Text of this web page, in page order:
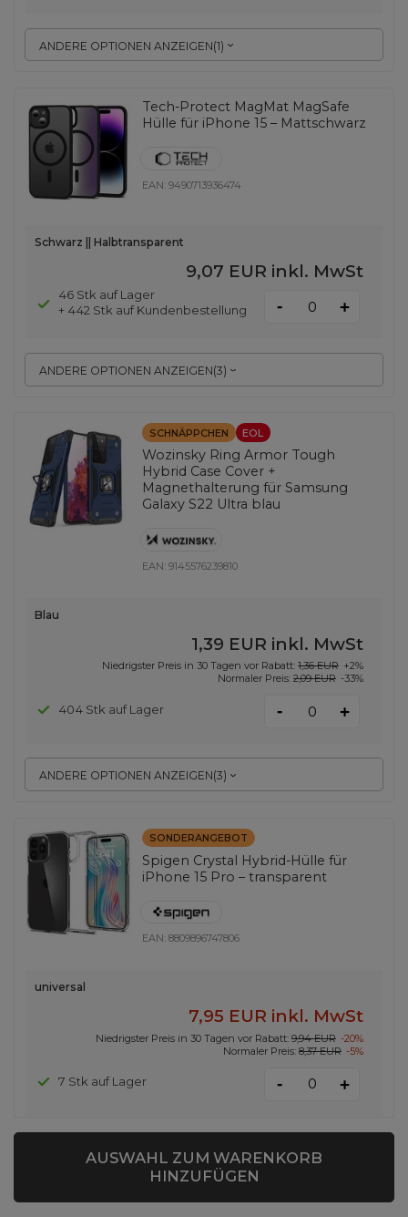
ANDERE OPTIONEN ANZEIGEN(1)
Tech-Protect MagMat MagSafe
Hülle für iPhone 15 – Mattschwarz
EAN:9490713936474
ANDERE OPTIONEN ANZEIGEN(3)
Schwarz || Halbtransparent
9,07 EUR inkl. MwSt
46 Stk auf Lager
+ 442 Stk auf Kundenbestellung
- +
SCHNÄPPCHEN EOL
Wozinsky Ring Armor Tough
Hybrid Case Cover +
Magnethalterung für Samsung
Galaxy S22 Ultra blau
EAN:9145576239810
ANDERE OPTIONEN ANZEIGEN(3)
Blau
1,39 EUR inkl. MwSt
Niedrigster Preis in 30 Tagen vor Rabatt: 1,36 EUR +2%
Normaler Preis: 2,09 EUR -33%
404 Stk auf Lager - +
SONDERANGEBOT
Spigen Crystal Hybrid-Hülle für
iPhone 15 Pro – transparent
EAN:8809896747806
universal
7,95 EUR inkl. MwSt
Niedrigster Preis in 30 Tagen vor Rabatt: 9,94 EUR -20%
Normaler Preis: 8,37 EUR -5%
7 Stk auf Lager - +
MagSafe-kompatibles Fashion Case
für Samsung Galaxy A17 –
AUSWAHL ZUM WARENKORB
HINZUFÜGEN